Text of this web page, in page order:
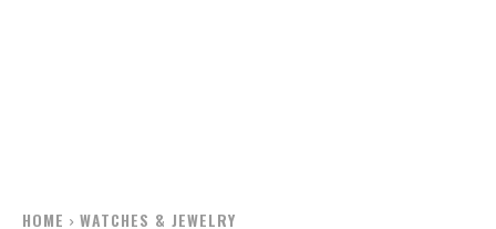
HOME WATCHES & JEWELRY